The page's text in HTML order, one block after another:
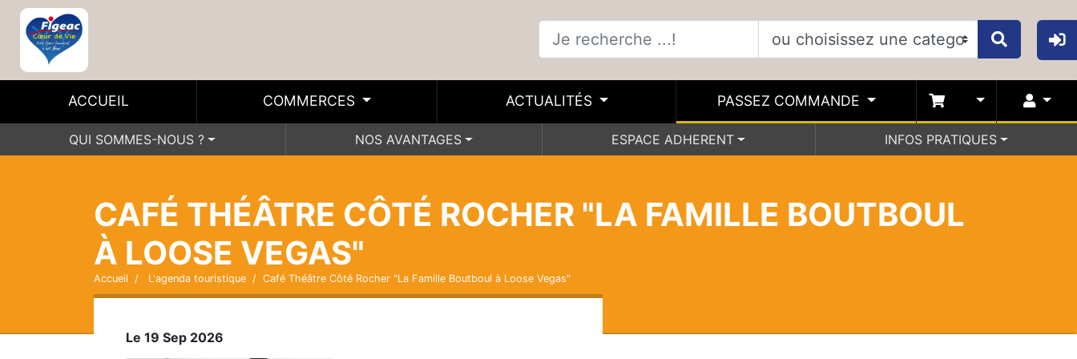
ACCUEIL COMMERCES ACTUALITÉS PASSEZ COMMANDE
QUI SOMMES-NOUS ? NOS AVANTAGES ESPACE ADHERENT INFOS PRATIQUES
CAFÉ THÉÂTRE CÔTÉ ROCHER "LA FAMILLE BOUTBOUL
À LOOSE VEGAS"
Accueil L'agenda touristique Café Théâtre Côté Rocher "La Famille Boutboul à Loose Vegas"
Le 19 Sep 2026